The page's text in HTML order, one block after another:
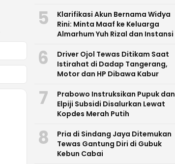
5
Klarifikasi Akun Bernama Widya
Rini: Minta Maaf ke Keluarga
Almarhum Yuh Rizal dan Instansi
6
Driver Ojol Tewas Ditikam Saat
Istirahat di Dadap Tangerang,
Motor dan HP Dibawa Kabur
7
Prabowo Instruksikan Pupuk dan
Elpiji Subsidi Disalurkan Lewat
Kopdes Merah Putih
8
Pria di Sindang Jaya Ditemukan
Tewas Gantung Diri di Gubuk
Kebun Cabai